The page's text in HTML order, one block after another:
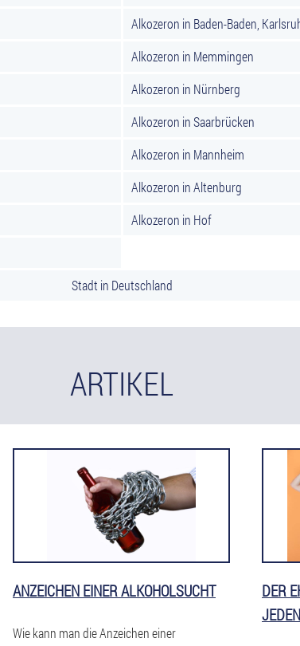
Alkozeron in Baden-Baden,
Alkozeron in Memmingen
Alkozeron in Nürnberg
Alkozeron in Saarbrücken
Alkozeron in Mannheim
Alkozeron in Altenburg
Alkozeron in Hof
Stadt in Deutschland
ARTIKEL
ANZEICHEN EINER ALKOHOLSUCHT
Wie kann man die Anzeichen einer
DER